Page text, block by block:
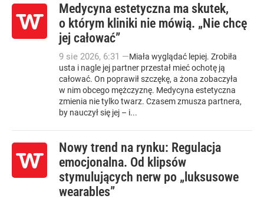
Medycyna estetyczna ma skutek,
o którym kliniki nie mówią. „Nie chcę
jej całować”
9 sie 2026, 6:31 —Miała wyglądać lepiej. Zrobiła
usta i nagle jej partner przestał mieć ochotę ją
całować. On poprawił szczękę, a żona zobaczyła
w nim obcego mężczyznę. Medycyna estetyczna
zmienia nie tylko twarz. Czasem zmusza partnera,
by nauczył się jej – i...
Nowy trend na rynku: Regulacja
emocjonalna. Od klipsów
stymulujących nerw po „luksusowe
wearables”